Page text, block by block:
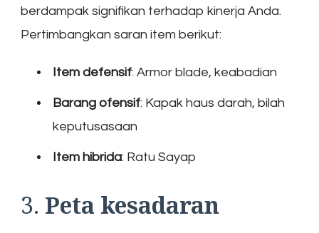
berdampak signifikan terhadap kinerja Anda.
Pertimbangkan saran item berikut:
Item defensif: Armor blade, keabadian
Barang ofensif: Kapak haus darah, bilah
keputusasaan
Item hibrida: Ratu Sayap
3. Peta kesadaran